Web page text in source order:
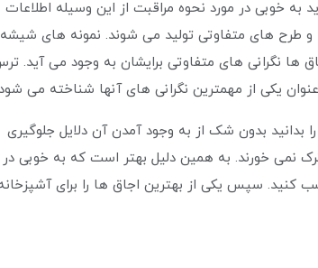
به خوبی در مورد نحوه مراقبت از این وسیله اطلاعات
طرح های متفاوتی تولید می شوند. نمونه های
ها نگرانی های متفاوتی برایشان به وجود می ‌آید.
یکی از مهمترین نگرانی های آنها شناخته می
بدون شک از به وجود آمدن آن دلایل جلوگیری
نمی خورند. به همین دلیل بهتر است که به خوبی در
کنید. سپس یکی از بهترین اجاق ها را برای